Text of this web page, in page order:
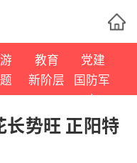
教育
党建
新阶层
国防军
事
长势旺 正阳特